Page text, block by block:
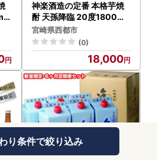
神楽酒造の定番 本格芋焼
酎 天孫降臨 20度1800ml
×3本＜18-47a＞
宮崎県西都市
(0)
18,000
り条件で絞り込み